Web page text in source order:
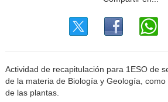
Actividad de recapitulación para 1ESO de
de la materia de Biología y Geología,
de las plantas.